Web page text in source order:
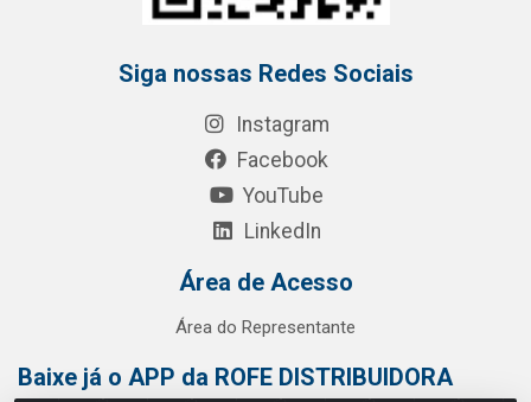
Siga nossas Redes Sociais
Instagram
Facebook
YouTube
LinkedIn
Área de Acesso
Área do Representante
Baixe já o APP da ROFE DISTRIBUIDORA